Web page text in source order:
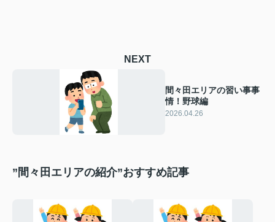
NEXT
間々田エリアの習い事事
情！野球編
2026.04.26
”間々田エリアの紹介”おすすめ記事